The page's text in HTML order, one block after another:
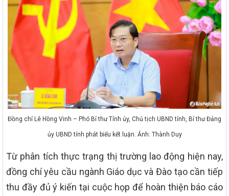
Đồng chí Lê Hồng Vinh – Phó Bí thư Tỉnh ủy, Chủ tịch UBND tỉnh, Bí thư Đảng
ủy UBND tỉnh phát biểu kết luận. Ảnh: Thành Duy
Từ phân tích thực trạng thị trường lao động hiện nay,
đồng chí yêu cầu ngành Giáo dục và Đào tạo cần tiếp
thu đầy đủ ý kiến tại cuộc họp để hoàn thiện báo cáo